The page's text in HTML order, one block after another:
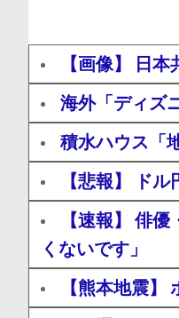
【画像】 日
海外「ディズ
積水ハウス「
【悲報】 ド
【速報】 俳
くないです」
【熊本地震